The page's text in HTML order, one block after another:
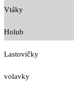
Vtáky
Holub
Lastovičky
volavky